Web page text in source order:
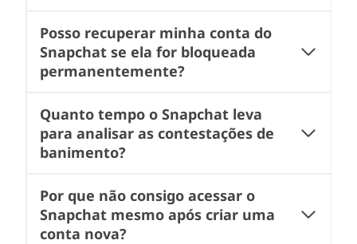
Posso recuperar minha conta do
Snapchat se ela for bloqueada
permanentemente?
Quanto tempo o Snapchat leva
para analisar as contestações de
banimento?
Por que não consigo acessar o
Snapchat mesmo após criar uma
conta nova?